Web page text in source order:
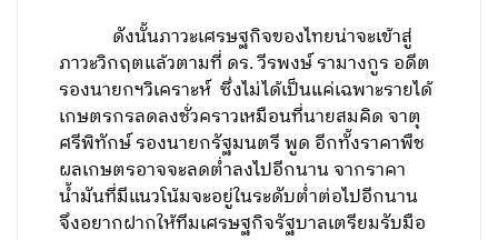
ดังนั้นภาวะเศรษฐกิจของไทยน่าจะเข้าสู่
ภาวะวิกฤตแล้วตามที่ ดร. วีรพงษ์ รามางกูร อดีต
รองนายกฯวิเคราะห์ ซึ่งไม่ได้เป็นแค่เฉพาะรายได้
เกษตรกรลดลงชั่วคราวเหมือนที่นายสมคิด จาตุ
ศรีพิทักษ์ รองนายกรัฐมนตรี พูด อีกทั้งราคาพืช
ผลเกษตรอาจจะลดต่ำลงไปอีกนาน จากราคา
น้ำมันที่มีแนวโน้มจะอยู่ในระดับต่ำต่อไปอีกนาน
จึงอยากฝากให้ทีมเศรษฐกิจรัฐบาลเตรียมรับมือ